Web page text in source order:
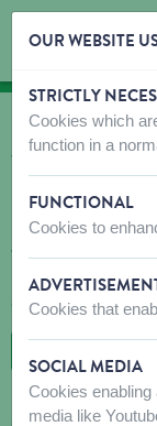
Skip content
Skip language choice
OÙ
Trouvez
N'hésitez pas à
votre visite pour
recherchez sont
à leur demander
OUR WEBSITE
STRICTLY
Cookies which
function in a
FUNCTIONAL
Cookies to
Cookies that
SOCIAL MEDIA
Cookies
media like